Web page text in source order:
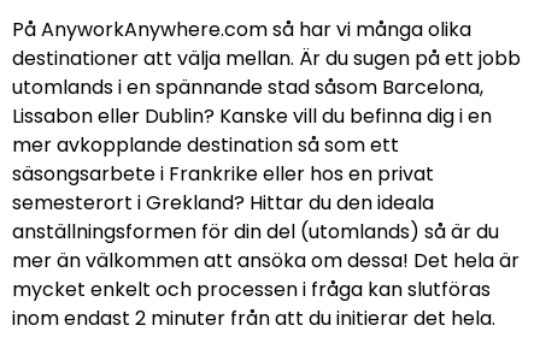
På AnyworkAnywhere.com så har vi många olika
destinationer att välja mellan. Är du sugen på ett jobb
utomlands i en spännande stad såsom Barcelona,
Lissabon eller Dublin? Kanske vill du befinna dig i en
mer avkopplande destination så som ett
säsongsarbete i Frankrike eller hos en privat
semesterort i Grekland? Hittar du den ideala
anställningsformen för din del (utomlands) så är du
mer än välkommen att ansöka om dessa! Det hela är
mycket enkelt och processen i fråga kan slutföras
inom endast 2 minuter från att du initierar det hela.